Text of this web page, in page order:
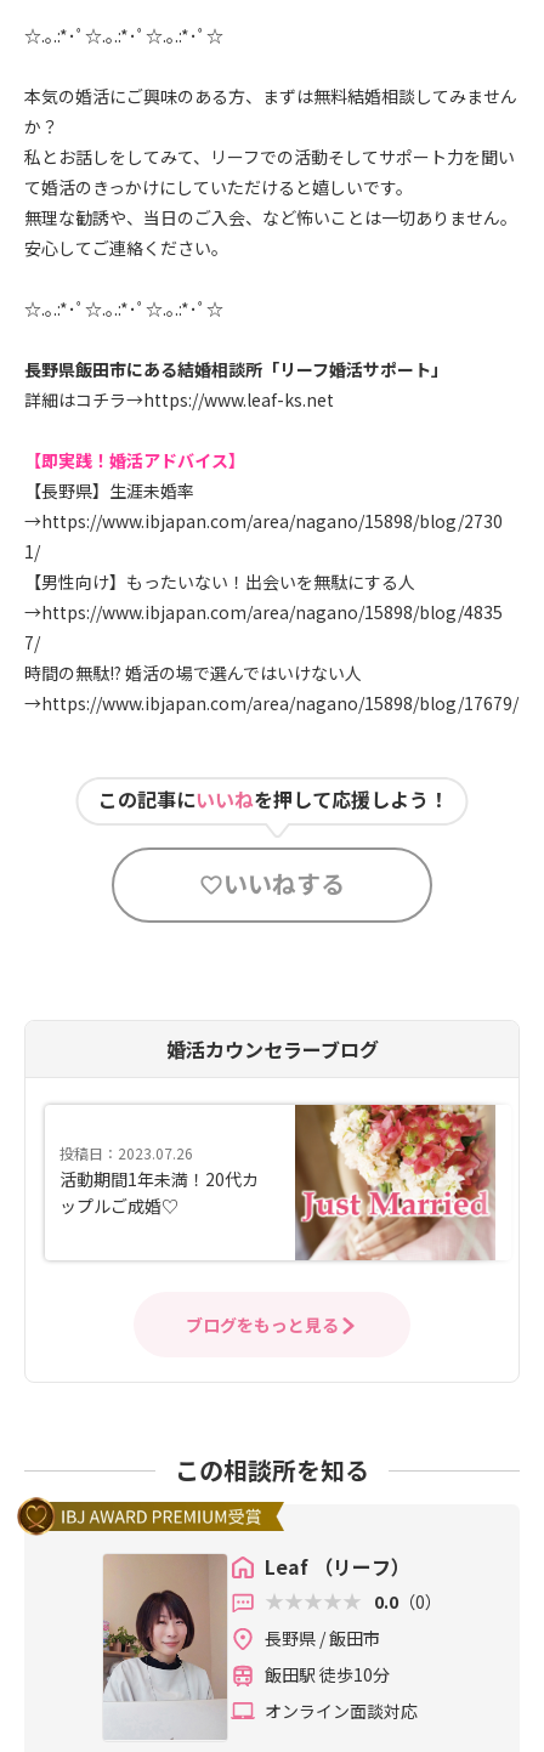
☆.｡.:*･ﾟ☆.｡.:*･ﾟ☆.｡.:*･ﾟ☆
本気の婚活にご興味のある方、まずは無料結婚相談してみません
か？
私とお話しをしてみて、リーフでの活動そしてサポート力を聞い
て婚活のきっかけにしていただけると嬉しいです。
無理な勧誘や、当日のご入会、など怖いことは一切ありません。
安心してご連絡ください。
☆.｡.:*･ﾟ☆.｡.:*･ﾟ☆.｡.:*･ﾟ☆
長野県飯田市にある結婚相談所「リーフ婚活サポート」
詳細はコチラ→https://www.leaf-ks.net
【即実践！婚活アドバイス】
【長野県】生涯未婚率
→https://www.ibjapan.com/area/nagano/15898/blog/2730
1/
【男性向け】もったいない！出会いを無駄にする人
→https://www.ibjapan.com/area/nagano/15898/blog/4835
7/
時間の無駄!? 婚活の場で選んではいけない人
→https://www.ibjapan.com/area/nagano/15898/blog/17679/
この記事にいいねを押して応援しよう！
いいねする
婚活カウンセラーブログ
投稿日：2023.07.26
活動期間1年未満！20代カ
ップルご成婚♡
ブログをもっと見る
この相談所を知る
Leaf （リーフ）
0.0 （0）
長野県 / 飯田市
飯田駅 徒歩10分
オンライン面談対応